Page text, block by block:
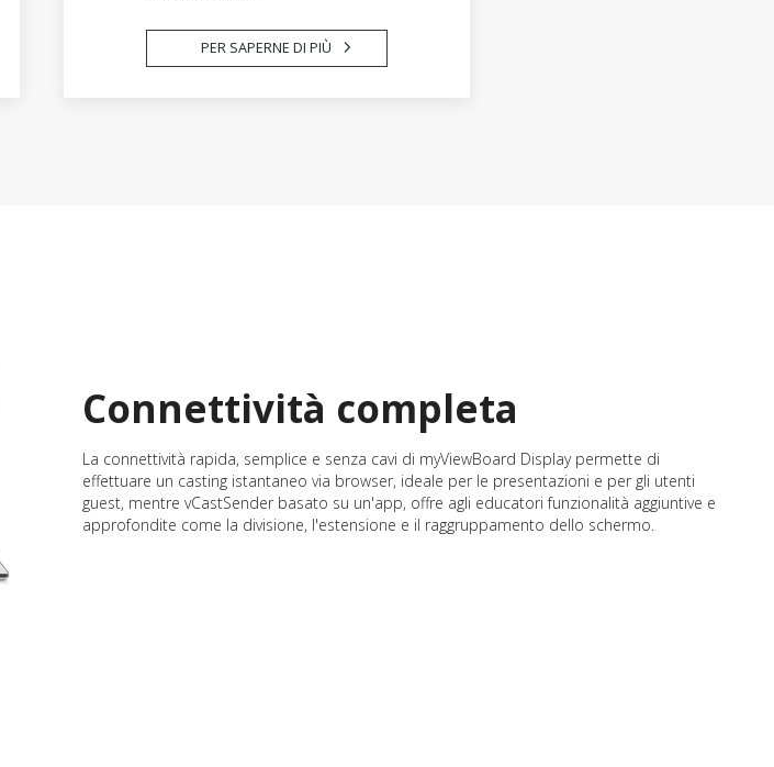
PER SAPERNE DI PIÙ
Connettività completa
La connettività rapida, semplice e senza cavi di myViewBoard Display permette di
effettuare un casting istantaneo via browser, ideale per le presentazioni e per gli utenti
guest, mentre vCastSender basato su un'app, offre agli educatori funzionalità aggiuntive e
approfondite come la divisione, l'estensione e il raggruppamento dello schermo.